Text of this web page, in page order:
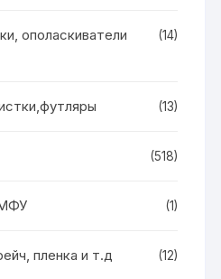
ополаскиватели
(14)
(13)
(518)
(1)
пленка и т.д (12)